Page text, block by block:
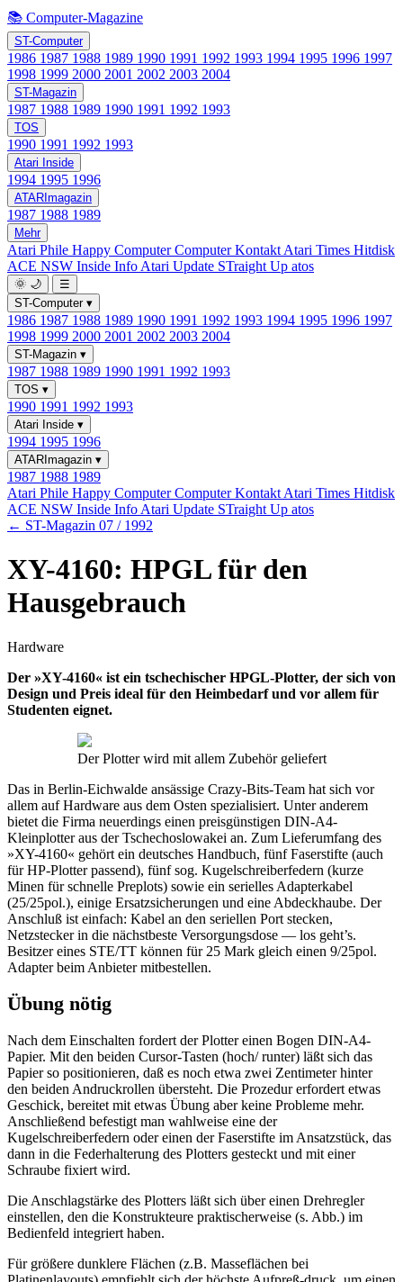
📚 Computer-Magazine
ST-Computer
1986 1987 1988 1989 1990 1991 1992 1993 1994 1995 1996 1997
1998 1999 2000 2001 2002 2003 2004
ST-Magazin
1987 1988 1989 1990 1991 1992 1993
TOS
1990 1991 1992 1993
Atari Inside
1994 1995 1996
ATARImagazin
1987 1988 1989
Mehr
Atari Phile Happy ComputerComputer Kontakt Atari Times Hitdisk
ACE NSW Inside Info Atari Update STraight Up atos
🌞 🌙
☰
ST-Computer ▾
1986 1987 1988 1989 1990 1991 1992 1993 1994 1995 1996 1997
1998 1999 2000 2001 2002 2003 2004
ST-Magazin ▾
1987 1988 1989 1990 1991 1992 1993
TOS ▾
1990 1991 1992 1993
Atari Inside ▾
1994 1995 1996
ATARImagazin ▾
1987 1988 1989
Atari Phile Happy ComputerComputer Kontakt Atari Times Hitdisk
ACE NSW Inside Info Atari Update STraight Up atos
← ST-Magazin 07 / 1992
XY-4160: HPGL für den
Hausgebrauch
Hardware
Der »XY-4160« ist ein tschechischer HPGL-Plotter, der sich von
Design und Preis ideal für den Heimbedarf und vor allem für
Studenten eignet.
Der Plotter wird mit allem Zubehör geliefert
Das in Berlin-Eichwalde ansässige Crazy-Bits-Team hat sich vor
allem auf Hardware aus dem Osten spezialisiert. Unter anderem
bietet die Firma neuerdings einen preisgünstigen DIN-A4-
Kleinplotter aus der Tschechoslowakei an. Zum Lieferumfang des
»XY-4160« gehört ein deutsches Handbuch, fünf Faserstifte (auch
für HP-Plotter passend), fünf sog. Kugelschreiberfedern (kurze
Minen für schnelle Preplots) sowie ein serielles Adapterkabel
(25/25pol.), einige Ersatzsicherungen und eine Abdeckhaube. Der
Anschluß ist einfach: Kabel an den seriellen Port stecken,
Netzstecker in die nächstbeste Versorgungsdose — los geht’s.
Besitzer eines STE/TT können für 25 Mark gleich einen 9/25pol.
Adapter beim Anbieter mitbestellen.
Übung nötig
Nach dem Einschalten fordert der Plotter einen Bogen DIN-A4-
Papier. Mit den beiden Cursor-Tasten (hoch/ runter) läßt sich das
Papier so positionieren, daß es noch etwa zwei Zentimeter hinter
den beiden Andruckrollen übersteht. Die Prozedur erfordert etwas
Geschick, bereitet mit etwas Übung aber keine Probleme mehr.
Anschließend befestigt man wahlweise eine der
Kugelschreiberfedern oder einen der Faserstifte im Ansatzstück, das
dann in die Federhalterung des Plotters gesteckt und mit einer
Schraube fixiert wird.
Die Anschlagstärke des Plotters läßt sich über einen Drehregler
einstellen, den die Konstrukteure praktischerweise (s. Abb.) im
Bedienfeld integriert haben.
Für größere dunklere Flächen (z.B. Masseflächen bei